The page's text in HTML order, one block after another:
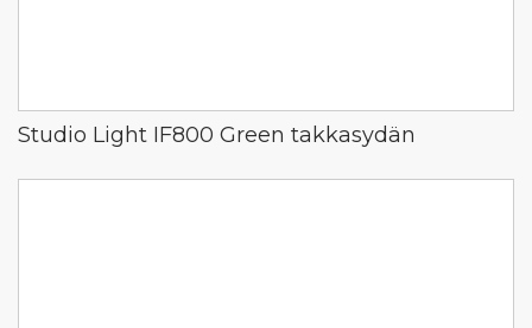
Studio Light IF800 Green takkasydän